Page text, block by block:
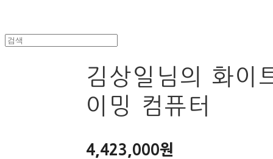
김상일님의 화이
이밍 컴퓨터
4,423,000원